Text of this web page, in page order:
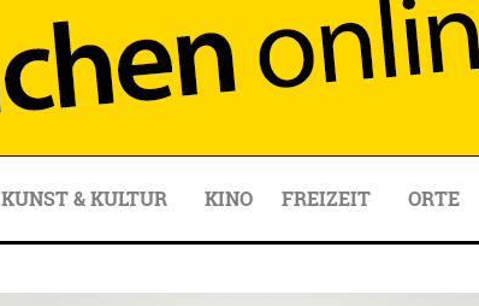
KUNST & KULTUR KINO FREIZEIT ORTE